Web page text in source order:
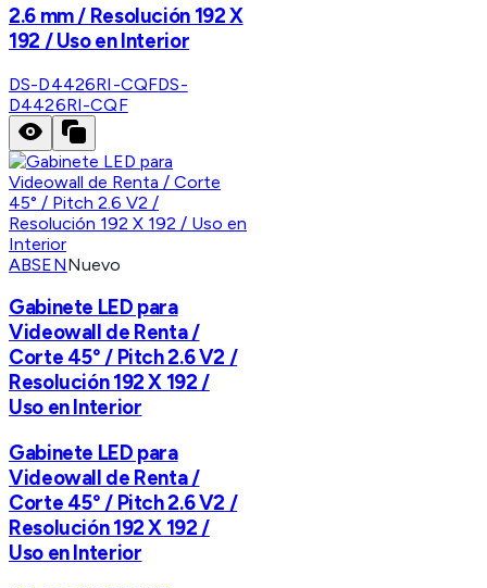
2.6 mm / Resolución 192 X
192 / Uso en Interior
DS-D4426RI-CQFDS-
D4426RI-CQF
ABSENNuevo
Gabinete LED para
Videowall de Renta /
Corte 45° / Pitch 2.6 V2 /
Resolución 192 X 192 /
Uso en Interior
Gabinete LED para
Videowall de Renta /
Corte 45° / Pitch 2.6 V2 /
Resolución 192 X 192 /
Uso en Interior